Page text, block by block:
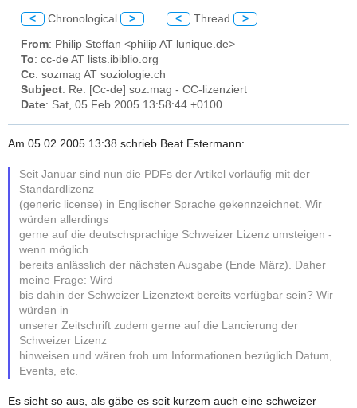
< Chronological > < Thread >
From: Philip Steffan <philip AT lunique.de>
To: cc-de AT lists.ibiblio.org
Cc: sozmag AT soziologie.ch
Subject: Re: [Cc-de] soz:mag - CC-lizenziert
Date: Sat, 05 Feb 2005 13:58:44 +0100
Am 05.02.2005 13:38 schrieb Beat Estermann:
Seit Januar sind nun die PDFs der Artikel vorläufig mit der
Standardlizenz
(generic license) in Englischer Sprache gekennzeichnet. Wir
würden allerdings
gerne auf die deutschsprachige Schweizer Lizenz umsteigen -
wenn möglich
bereits anlässlich der nächsten Ausgabe (Ende März). Daher
meine Frage: Wird
bis dahin der Schweizer Lizenztext bereits verfügbar sein? Wir
würden in
unserer Zeitschrift zudem gerne auf die Lancierung der
Schweizer Lizenz
hinweisen und wären froh um Informationen bezüglich Datum,
Events, etc.
Es sieht so aus, als gäbe es seit kurzem auch eine schweizer